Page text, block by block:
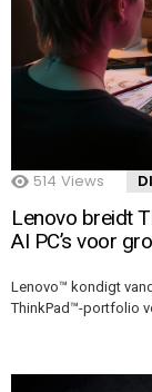
514 Views
Lenovo breidt
AI PC’s voor
Lenovo™ kondigt
ThinkPad™-portfolio